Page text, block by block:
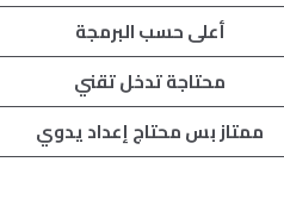
أعلى حسب البرمجة
محتاجة تدخل تقني
ممتاز بس محتاج إعداد يدوي